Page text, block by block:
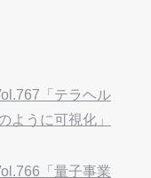
「テラヘル
ように可視化」
「量子事業